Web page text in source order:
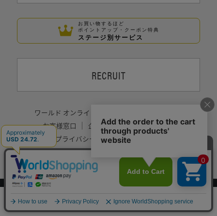
お買い物するほど
ポイントアップ・クーポン特典
ステージ別サービス
RECRUIT
ワールド オンラインストア
お客様窓口
企業情報
サイトポリシー
プライバシーポリシー
採用情報
Copyrights © WORLD CO.,LTD. All rights reserved.
スマートフォン ｜PC